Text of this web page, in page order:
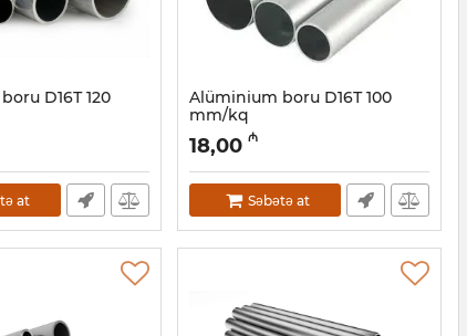
D16Т 120
at
Alüminium boru D16Т 100
mm/kq
Artikul: 030001065
18,00 ₼
Səbətə at